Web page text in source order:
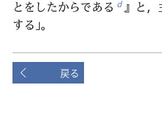
とをしたからである d 』と，
する」。
戻る